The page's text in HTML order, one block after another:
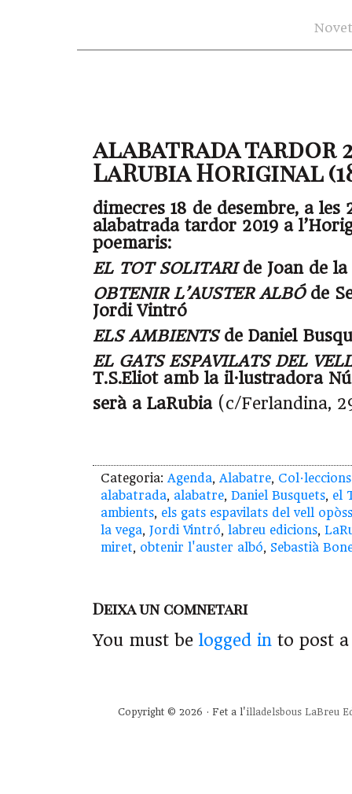
alabatrada tardor
LaRubia Horiginal
dimecres 18 de desembre, a les
alabatrada tardor 2019 a
poemaris:
EL TOT SOLITARIde Joan de la
OBTENIR L’AUSTER ALBÓde
Jordi Vintró
ELS AMBIENTSde Daniel
EL GATS ESPAVILATS DEL
T.S.Eliot amb la il·lustradora
serà a LaRubia(c/Ferlandina,
Categoria: Agenda, Alabatre, Col·leccions
alabatrada, alabatre, Daniel Busquets, el
ambients, els gats espavilats del vell
la vega, Jordi Vintró, labreu edicions,
miret, obtenir l'auster albó, Sebastià
Deixa un comnetari
You must be logged in to post
Copyright © 2026 · Fet a l'illadelsbous LaBreu